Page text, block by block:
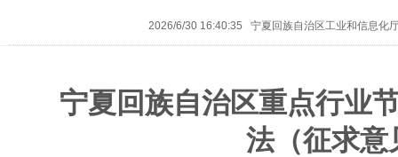
2026/6/30 16:40:35 宁夏回族自治区工业和信息
宁夏回族自治区重点行业
法（征求意